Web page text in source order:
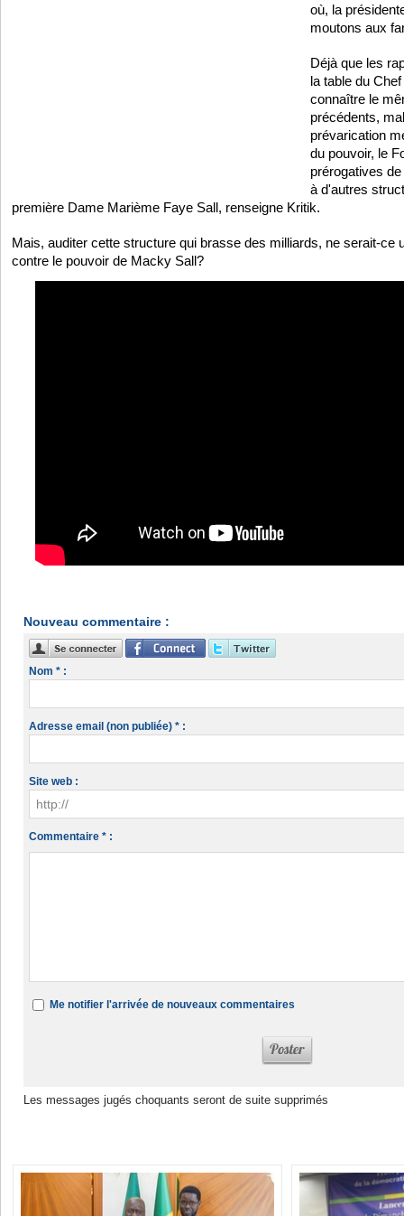
où, la
moutons aux
Déjà que les
la table du
connaître le
précédents,
prévarication
du pouvoir, le
prérogatives
à d'autres
première Dame Marième Faye Sall, renseigne Kritik.
Mais, auditer cette structure qui brasse des milliards, ne serait-ce
contre le pouvoir de Macky Sall?
Nouveau commentaire :
Nom * :
Adresse email (non publiée) * :
Site web :
Commentaire * :
Me notifier l'arrivée de nouveaux commentaires
Les messages jugés choquants seront de suite supprimés